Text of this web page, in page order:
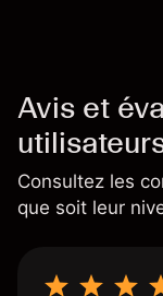
Avis et
Consultez les
que soit leur